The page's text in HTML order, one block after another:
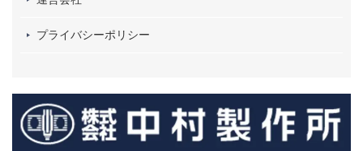
プライバシーポリシー